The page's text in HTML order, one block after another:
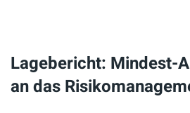
Lagebericht: Mindest-
an das